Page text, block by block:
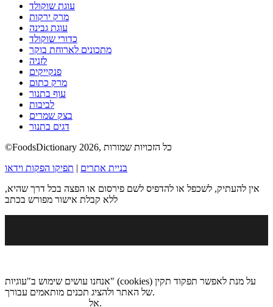
עוגת שוקולד
מרק ירקות
עוגת גבינה
כדורי שוקולד
מתכונים לארוחת בוקר
לזניה
פנקייקים
מרק כתום
עוף בתנור
לביבות
בצק שמרים
דגים בתנור
©FoodsDictionary 2026, כל הזכויות שמורות
בניית אתרים | תפיקו הפקות וידאו
אין להעתיק, לשכפל או להדפיס לשם פירסום או הפצה בכל דרך שהיא,
ללא קבלת אישור מפורש בכתב
אנחנו עושים שימוש ב"עוגיות" (cookies) על מנת לאפשר תפקוד תקין
של האתר ולהציג תכנים מותאמים עבורך.
אל.